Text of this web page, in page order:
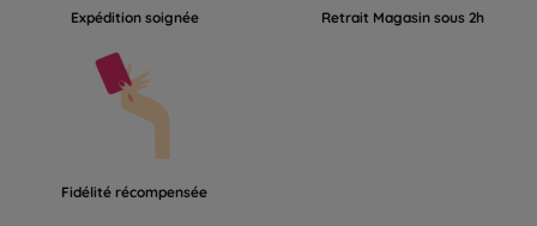
Expédition soignée Retrait Magasin sous 2h
Fidélité récompensée